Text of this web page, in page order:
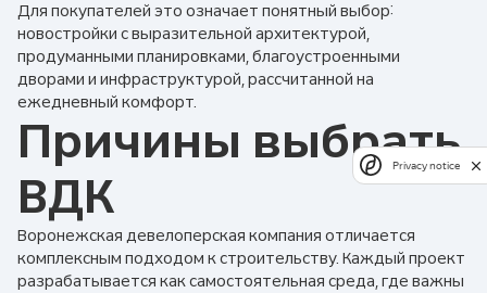
Для покупателей это означает понятный выбор:
новостройки с выразительной архитектурой,
продуманными планировками, благоустроенными
дворами и инфраструктурой, рассчитанной на
ежедневный комфорт.
Причины выбрать
ВДК
Воронежская девелоперская компания отличается
комплексным подходом к строительству. Каждый проект
разрабатывается как самостоятельная среда, где важны
Privacy notice